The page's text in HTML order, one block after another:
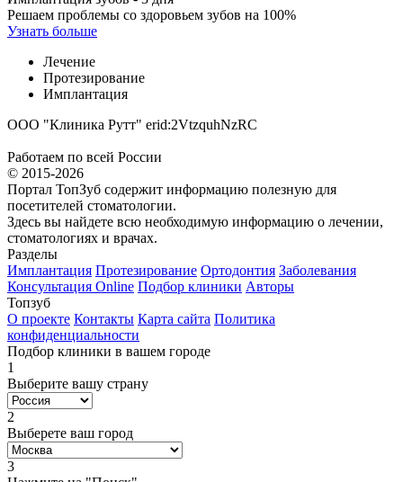
Решаем проблемы со здоровьем зубов на 100%
Узнать больше
Лечение
Протезирование
Имплантация
ООО "Клиника Рутт" erid:2VtzquhNzRC
Работаем по всей России
© 2015-2026
Портал ТопЗуб содержит информацию полезную для
посетителей стоматологии.
Здесь вы найдете всю необходимую информацию о лечении,
стоматологиях и врачах.
Разделы
Имплантация Протезирование Ортодонтия Заболевания
Консультация Online Подбор клиники Авторы
Топзуб
О проекте Контакты Карта сайта Политика
конфиденциальности
Подбор клиники в вашем городе
1
Выберите вашу страну
2
Выберете ваш город
3